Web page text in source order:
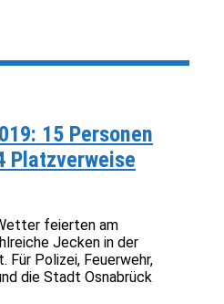
15 Personen
Platzverweise
feierten am
Jecken in der
Für Polizei, Feuerwehr,
die Stadt Osnabrück